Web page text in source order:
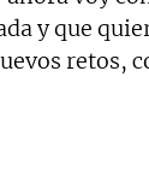
y que
retos,